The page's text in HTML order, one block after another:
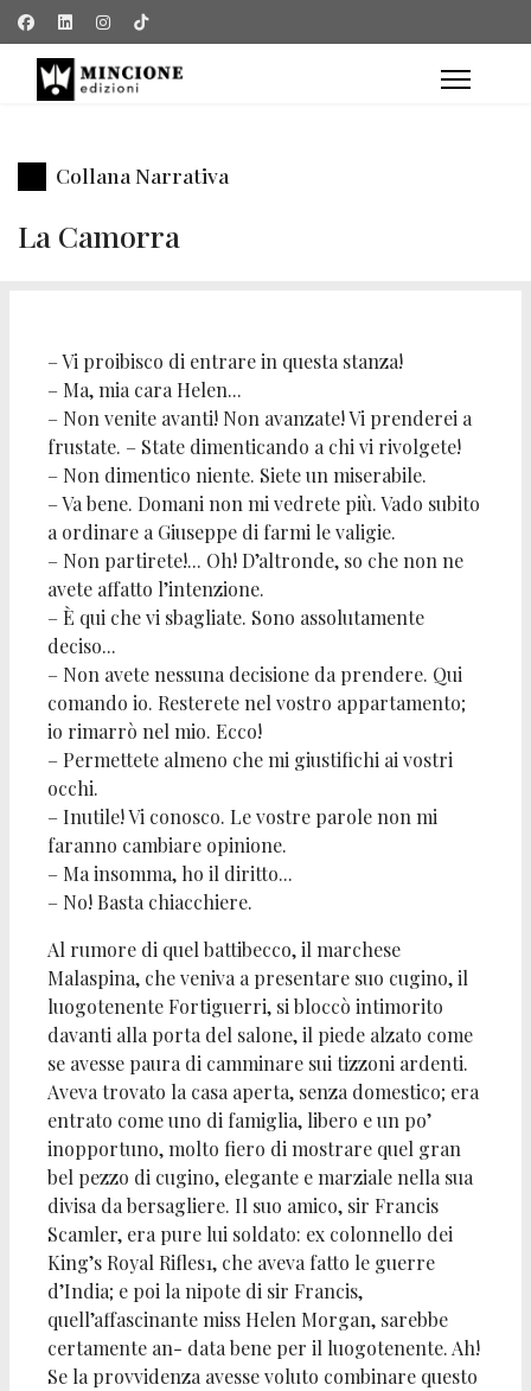
Collana Narrativa
La Camorra
– Vi proibisco di entrare in questa stanza!
– Ma, mia cara Helen...
– Non venite avanti! Non avanzate! Vi prenderei a
frustate. – State dimenticando a chi vi rivolgete!
– Non dimentico niente. Siete un miserabile.
– Va bene. Domani non mi vedrete più. Vado subito
a ordinare a Giuseppe di farmi le valigie.
– Non partirete!... Oh! D’altronde, so che non ne
avete affatto l’intenzione.
– È qui che vi sbagliate. Sono assolutamente
deciso...
– Non avete nessuna decisione da prendere. Qui
comando io. Resterete nel vostro appartamento;
io rimarrò nel mio. Ecco!
– Permettete almeno che mi giustifichi ai vostri
occhi.
– Inutile! Vi conosco. Le vostre parole non mi
faranno cambiare opinione.
– Ma insomma, ho il diritto...
– No! Basta chiacchiere.
Al rumore di quel battibecco, il marchese
Malaspina, che veniva a presentare suo cugino, il
luogotenente Fortiguerri, si bloccò intimorito
davanti alla porta del salone, il piede alzato come
se avesse paura di camminare sui tizzoni ardenti.
Aveva trovato la casa aperta, senza domestico; era
entrato come uno di famiglia, libero e un po’
inopportuno, molto fiero di mostrare quel gran
bel pezzo di cugino, elegante e marziale nella sua
divisa da bersagliere. Il suo amico, sir Francis
Scamler, era pure lui soldato: ex colonnello dei
King’s Royal Rifles1, che aveva fatto le guerre
d’India; e poi la nipote di sir Francis,
quell’affascinante miss Helen Morgan, sarebbe
certamente an- data bene per il luogotenente. Ah!
Se la provvidenza avesse voluto combinare questo